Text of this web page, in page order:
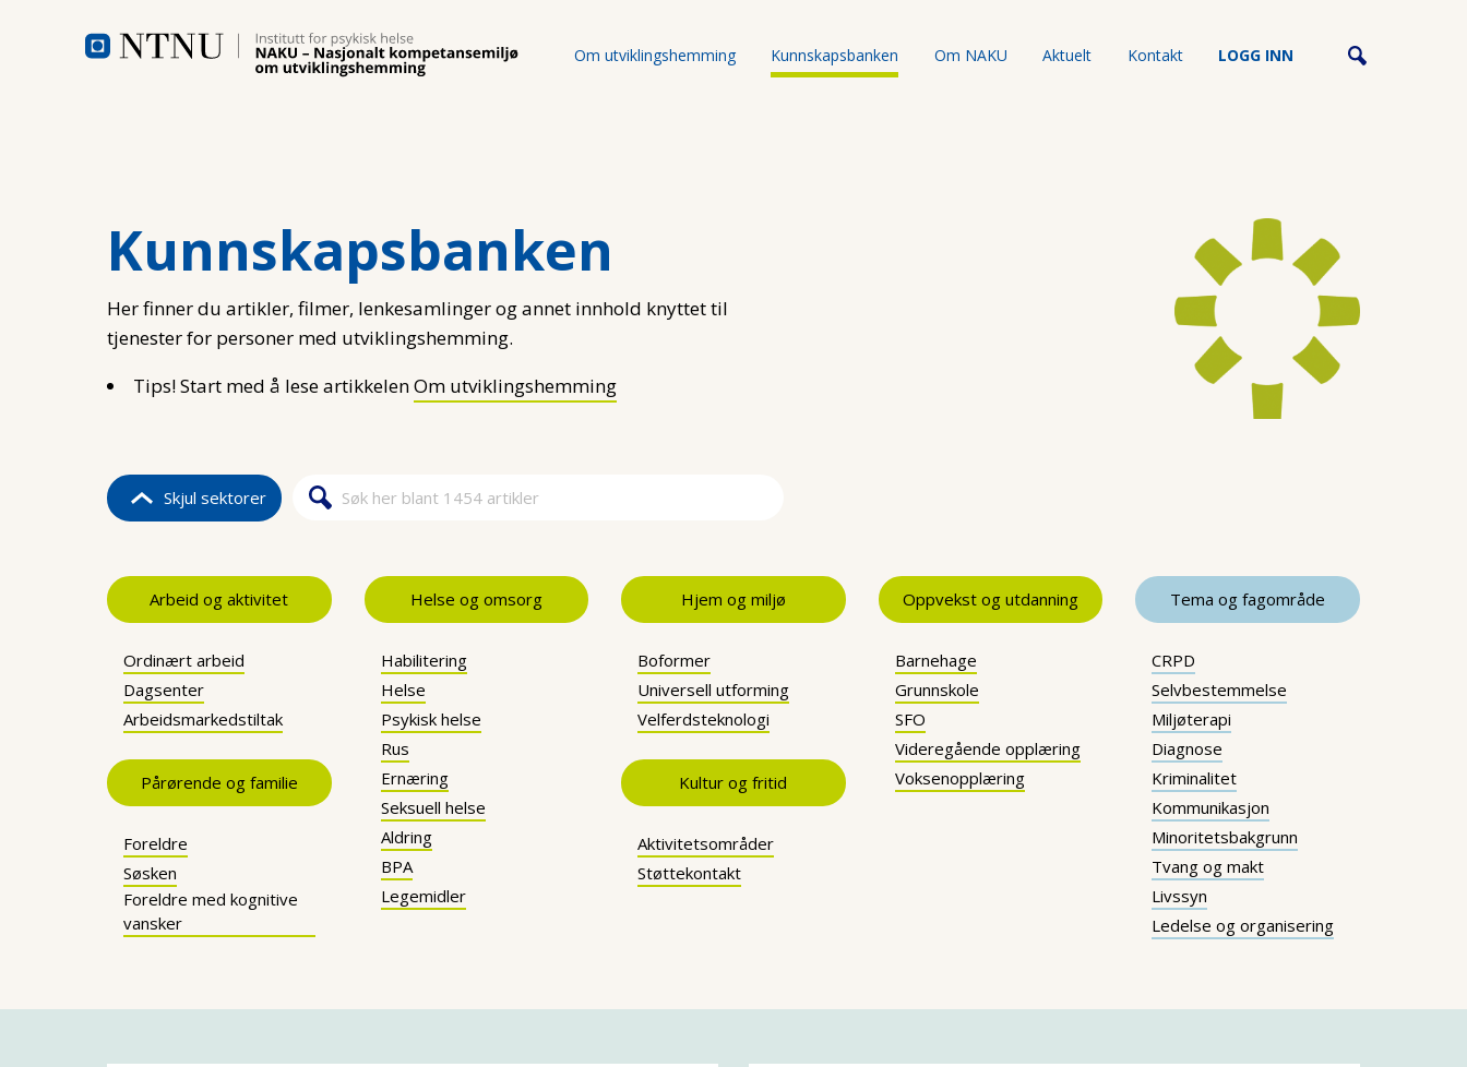
Om utviklingshemming Kunnskapsbanken Om NAKU Aktuelt Kontakt LOGG INN
Kunnskapsbanken
Her finner du artikler, filmer, lenkesamlinger og annet innhold knyttet til
tjenester for personer med utviklingshemming.
Tips! Start med å lese artikkelenOm utviklingshemming
Skjul sektorer Søkeskjema
Søk
Arbeid og aktivitet
Ordinært arbeid
Dagsenter
Arbeidsmarkedstiltak
Pårørende og familie
Foreldre
Søsken
Foreldre med kognitive
vansker
Helse og omsorg
Habilitering
Helse
Psykisk helse
Rus
Ernæring
Seksuell helse
Aldring
BPA
Legemidler
Hjem og miljø
Boformer
Universell utforming
Velferdsteknologi
Kultur og fritid
Aktivitetsområder
Støttekontakt
Oppvekst og utdanning
Barnehage
Grunnskole
SFO
Videregående opplæring
Voksenopplæring
Tema og fagområde
CRPD
Selvbestemmelse
Miljøterapi
Diagnose
Kriminalitet
Kommunikasjon
Minoritetsbakgrunn
Tvang og makt
Livssyn
Ledelse og organisering